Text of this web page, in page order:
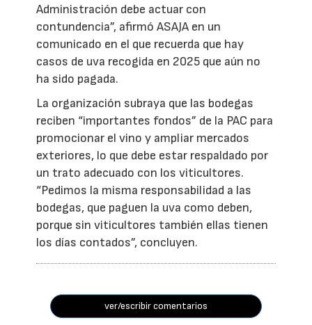
Administración debe actuar con
contundencia”, afirmó ASAJA en un
comunicado en el que recuerda que hay
casos de uva recogida en 2025 que aún no
ha sido pagada.
La organización subraya que las bodegas
reciben “importantes fondos” de la PAC para
promocionar el vino y ampliar mercados
exteriores, lo que debe estar respaldado por
un trato adecuado con los viticultores.
“Pedimos la misma responsabilidad a las
bodegas, que paguen la uva como deben,
porque sin viticultores también ellas tienen
los días contados”, concluyen.
ver/escribir comentarios